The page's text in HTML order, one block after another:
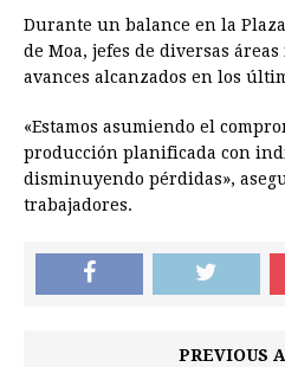
Durante un balance en la
de Moa, jefes de diversas
avances alcanzados en los
«Estamos asumiendo el
producción planificada con
disminuyendo pérdidas»,
trabajadores.
PREVIOUS